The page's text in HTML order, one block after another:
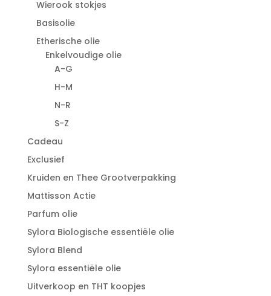
Wierook stokjes
Basisolie
Etherische olie
Enkelvoudige olie
A-G
H-M
N-R
S-Z
Cadeau
Exclusief
Kruiden en Thee Grootverpakking
Mattisson Actie
Parfum olie
Sylora Biologische essentiële olie
Sylora Blend
Sylora essentiële olie
Uitverkoop en THT koopjes